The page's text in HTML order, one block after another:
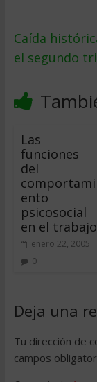
Caída
el segundo
Las
funciones
del
comportami
ento
psicosocial
en el trabajo
enero 22, 2005
0
Deja una
Tu dirección de
campos